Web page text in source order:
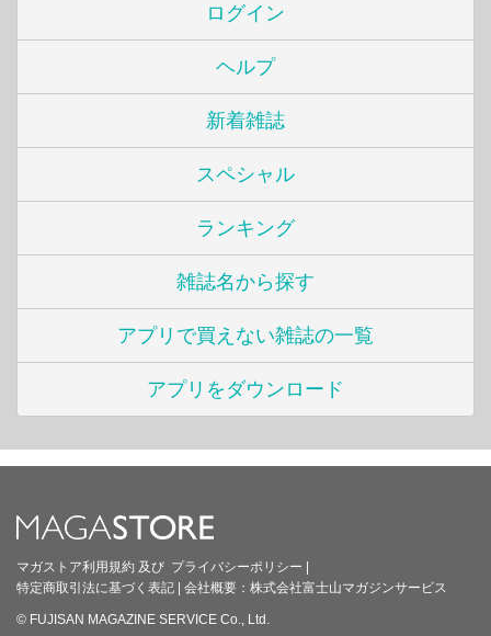
ログイン
ヘルプ
新着雑誌
スペシャル
ランキング
雑誌名から探す
アプリで買えない雑誌の一覧
アプリをダウンロード
マガストア利用規約 及び プライバシーポリシー
特定商取引法に基づく表記
会社概要： 株式会社富士山マガジンサービス
© FUJISAN MAGAZINE SERVICE Co., Ltd.